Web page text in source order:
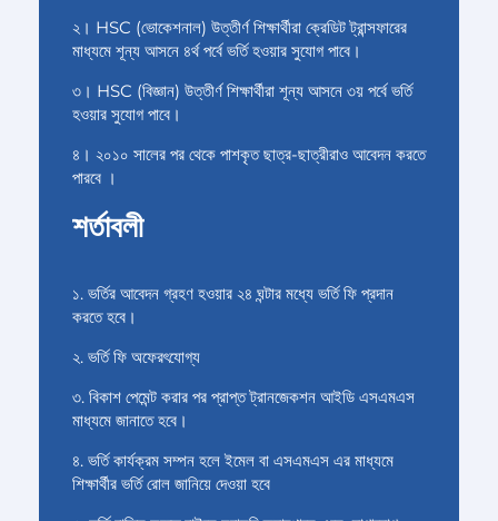
২। HSC (ভোকেশনাল) উত্তীর্ণ শিক্ষার্থীরা ক্রেডিট ট্রান্সফারের
মাধ্যমে শূন্য আসনে ৪র্থ পর্বে ভর্তি হওয়ার সুযোগ পাবে।
৩। HSC (বিজ্ঞান) উত্তীর্ণ শিক্ষার্থীরা শূন্য আসনে ৩য় পর্বে ভর্তি
হওয়ার সুযোগ পাবে।
৪। ২০১০ সালের পর থেকে পাশকৃত ছাত্র-ছাত্রীরাও আবেদন করতে
পারবে ।
শর্তাবলী
১. ভর্তির আবেদন গ্রহণ হওয়ার ২৪ ঘন্টার মধ্যে ভর্তি ফি প্রদান
করতে হবে।
২. ভর্তি ফি অফেরৎযোগ্য
৩. বিকাশ পেমেন্ট করার পর প্রাপ্ত ট্রানজেকশন আইডি এসএমএস
মাধ্যমে জানাতে হবে।
৪. ভর্তি কার্যক্রম সম্পন হলে ইমেল বা এসএমএস এর মাধ্যমে
শিক্ষার্থীর ভর্তি রোল জানিয়ে দেওয়া হবে